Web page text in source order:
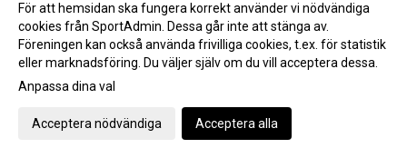
Dam reser till Roslagen för match mot Rimbo IF 2021-09-03 17:24
TRIPPELT BK30 I LANDSLAGET!!! 2021-09-01 13:33
Seger hemma mot Selånger SK med 6-0 2021-08-28 16:52
INFÖR: VÄSTERÅS BK30 DAM - SELÅNGER SK
Seriepremiär Div 4 Västmanland!
För att hemsidan ska fungera korrekt använder vi nödvändiga
cookies från SportAdmin. Dessa går inte att stänga av.
Föreningen kan också använda frivilliga cookies, t.ex. för statistik
eller marknadsföring. Du väljer själv om du vill acceptera dessa.
Anpassa dina val
Acceptera nödvändiga Acceptera alla